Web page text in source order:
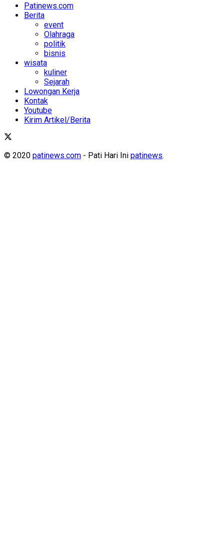
Patinews.com
Berita
event
Olahraga
politik
bisnis
wisata
kuliner
Sejarah
Lowongan Kerja
Kontak
Youtube
Kirim Artikel/Berita
© 2020 patinews.com - Pati Hari Ini patinews.